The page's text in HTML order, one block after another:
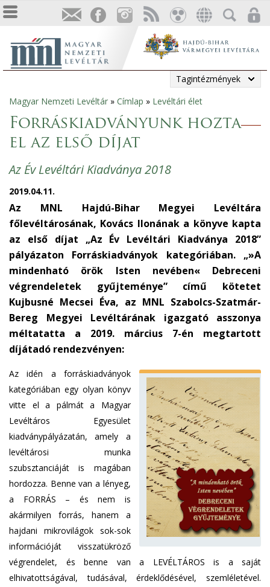
Tagintézmények
Jelenlegi
hely
Magyar Nemzeti Levéltár » Címlap » Levéltári élet
Forráskiadványunk hozta
el az első díjat
Az Év Levéltári Kiadványa 2018
2019.04.11.
Az MNL Hajdú-Bihar Megyei Levéltára
főlevéltárosának, Kovács Ilonának a könyve kapta
az első díjat „Az Év Levéltári Kiadványa 2018”
pályázaton Forráskiadványok kategóriában. „»A
mindenható örök Isten nevében« Debreceni
végrendeletek gyűjteménye” című kötetet
Kujbusné Mecsei Éva, az MNL Szabolcs-Szatmár-
Bereg Megyei Levéltárának igazgató asszonya
méltatatta a 2019. március 7-én megtartott
díjátadó rendezvényen:
Az idén a forráskiadványok
kategóriában egy olyan könyv
vitte el a pálmát a Magyar
Levéltáros Egyesület
kiadványpályázatán, amely a
levéltárosi munka
szubsztanciáját is magában
hordozza. Benne van a lényeg,
a FORRÁS – és nem is
akármilyen forrás, hanem a
hajdani mikrovilágok sok-sok
információját visszatükröző
végrendelet, és benne van a LEVÉLTÁROS is a saját
elhivatottságával, tudásával, érdeklődésével, szemléletével.